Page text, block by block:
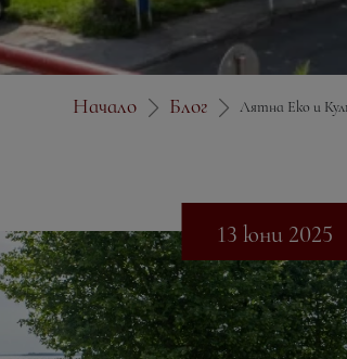
Начало Блог Лятна Еко и
13 юни 2025